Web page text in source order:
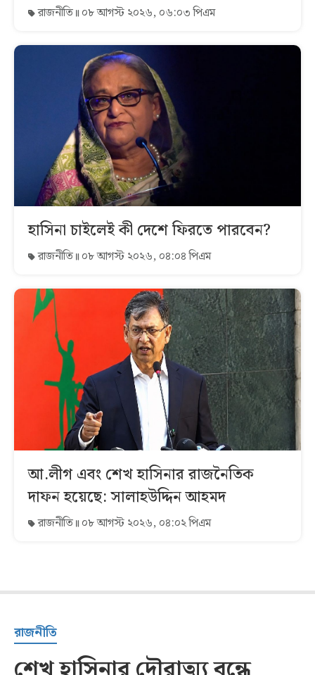
রাজনীতি ০৮ আগস্ট ২০২৬, ০৬:০৩ পিএম
হাসিনা চাইলেই কী দেশে ফিরতে পারবেন?
রাজনীতি ০৮ আগস্ট ২০২৬, ০৪:০৪ পিএম
আ.লীগ এবং শেখ হাসিনার রাজনৈতিক
দাফন হয়েছে: সালাহউদ্দিন আহমদ
রাজনীতি ০৮ আগস্ট ২০২৬, ০৪:০২ পিএম
রাজনীতি